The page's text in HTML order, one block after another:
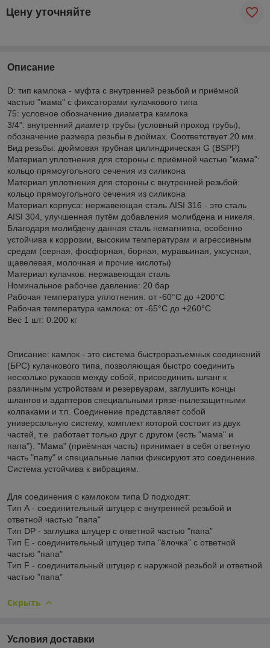
Цену уточняйте
Описание
D: тип камлока - муфта с внутренней резьбой и приёмной
частью "мама" с фиксаторами кулачкового типа
75: условное обозначение диаметра камлока
3/4": внутренний диаметр трубы (условный проход трубы),
обозначение размера резьбы в дюймах. Соответствует 20 мм.
Вид резьбы: дюймовая трубная цилиндрическая G (BSPP)
Материал уплотнения для стороны с приёмной частью "мама":
кольцо прямоугольного сечения из силикона
Материал уплотнения для стороны с внутренней резьбой:
кольцо прямоугольного сечения из силикона
Материал корпуса: нержавеющая сталь AISI 316 - это сталь
AISI 304, улучшенная путём добавления молибдена и никеля.
Благодаря молибдену данная сталь немагнитна, особенно
устойчива к коррозии, высоким температурам и агрессивным
средам (серная, фосфорная, борная, муравьиная, уксусная,
щавелевая, молочная и прочие кислоты)
Материал кулачков: нержавеющая сталь
Номинальное рабочее давление: 20 бар
Рабочая температура уплотнения: от -60°C до +200°C
Рабочая температура камлока: от -65°C до +260°C
Вес 1 шт: 0.200 кг
Описание: камлок - это система быстроразъёмных соединений
(БРС) кулачкового типа, позволяющая быстро соединить
несколько рукавов между собой, присоединить шланг к
различным устройствам и резервуарам, заглушить концы
шлангов и адаптеров специальными грязе-пылезащитными
колпаками и т.п. Соединение представляет собой
универсальную систему, комплект которой состоит из двух
частей, т.е. работает только друг с другом (есть "мама" и
папа"). "Мама" (приёмная часть) принимает в себя ответную
часть "папу" и специальные лапки фиксируют это соединение.
Система устойчива к вибрациям.
Для соединения с камлоком типа D подходят:
Тип А - соединительный штуцер с внутренней резьбой и
ответной частью "папа"
Тип DP - заглушка штуцер с ответной частью "папа"
Тип Е - соединительный штуцер типа "ёлочка" с ответной
частью "папа"
Тип F - соединительный штуцер с наружной резьбой и ответной
частью "папа"
Скрыть
Условия доставки